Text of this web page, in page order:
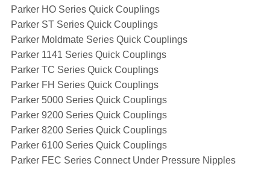
Parker HO Series Quick Couplings
Parker ST Series Quick Couplings
Parker Moldmate Series Quick Couplings
Parker 1141 Series Quick Couplings
Parker TC Series Quick Couplings
Parker FH Series Quick Couplings
Parker 5000 Series Quick Couplings
Parker 9200 Series Quick Couplings
Parker 8200 Series Quick Couplings
Parker 6100 Series Quick Couplings
Parker FEC Series Connect Under Pressure Nipples